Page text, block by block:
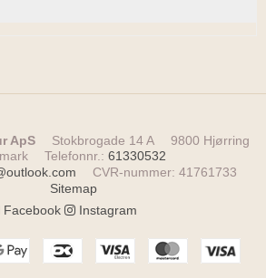
ApS Stokbrogade 14 A
9800 Hjørring
Telefonnr.: 61330532
CVR-nummer: 41761733
Sitemap
Facebook
Instagram